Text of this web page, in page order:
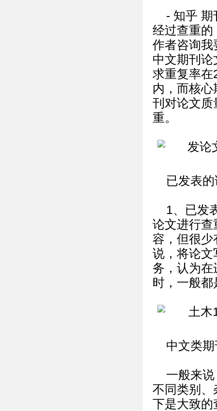
- 知乎 期
经过查重的
作者咨询我
中文期刊
求重复率在
内，而核
刊对论文质
重。
已发表
1、已发
论文进行查
容，但很少
说，将论文
务，认为
时，一般
中文类
一般来
不同类别、
下是大致的